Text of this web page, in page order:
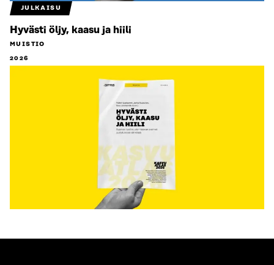
JULKAISU
Hyvästi öljy, kaasu ja hiili
MUISTIO
2026